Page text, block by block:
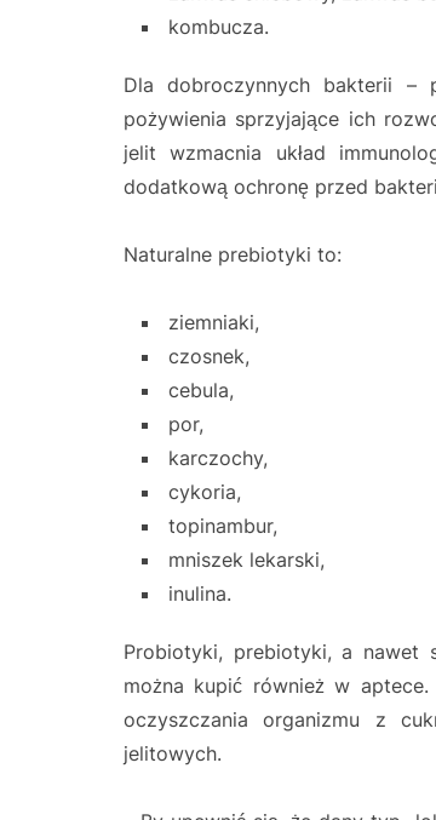
kombucza.
Dla dobroczynnych bakterii –
pożywienia sprzyjające ich
jelit wzmacnia układ
dodatkową ochronę przed
Naturalne prebiotyki to:
ziemniaki,
czosnek,
cebula,
por,
karczochy,
cykoria,
topinambur,
mniszek lekarski,
inulina.
Probiotyki, prebiotyki, a nawet
można kupić również w
oczyszczania organizmu z
jelitowych.